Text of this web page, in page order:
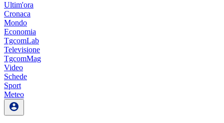
Ultim'ora
Cronaca
Mondo
Economia
TgcomLab
Televisione
TgcomMag
Video
Schede
Sport
Meteo